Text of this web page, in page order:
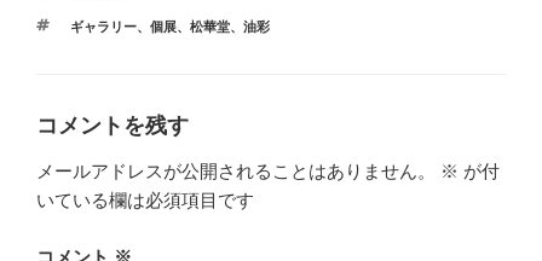
ゴ
タ
ギャラリー、 個展、 松華堂、 油彩
コメントを残す
メールアドレスが公開されることはありません。 ※ が付
いている欄は必須項目です
コメント ※